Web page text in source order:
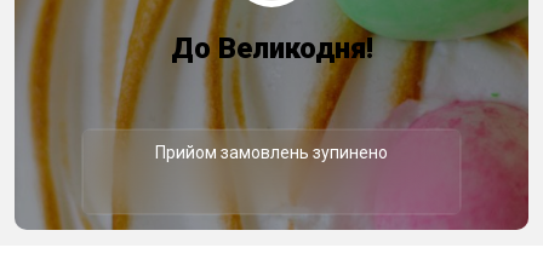
До Великодня!
Прийом замовлень зупинено